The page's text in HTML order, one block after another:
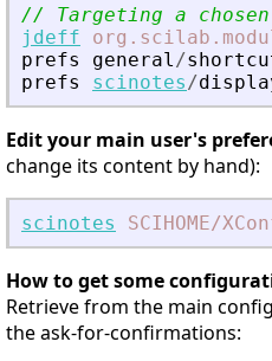
// Targeting a
jdeff
prefs
general/
prefs
scinotes/
Edit your main user's
change its content by hand):
scinotes SCIHOME/
How to get some
Retrieve from the main
the ask-for-confirmations: